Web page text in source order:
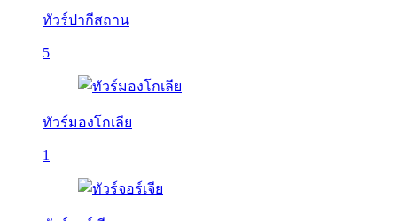
ทัวร์ปากีสถาน
5
ทัวร์มองโกเลีย
1